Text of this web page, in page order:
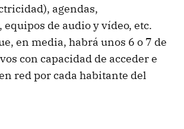
agendas,
equipos de audio y vídeo, etc.
en media, habrá unos 6 o 7 de
con capacidad de acceder e
red por cada habitante del